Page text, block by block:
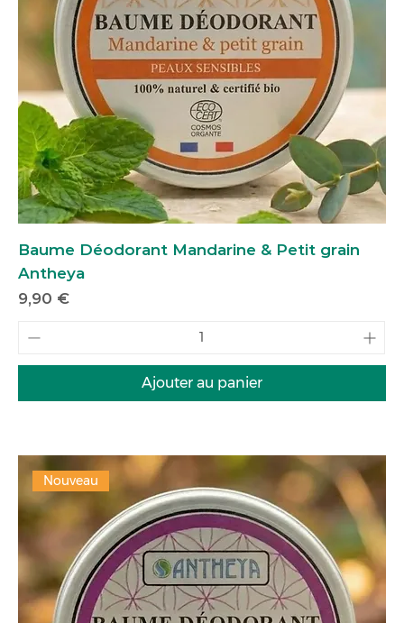
Baume Déodorant Mandarine & Petit grain
Antheya
Prix
9,90 €
Ajouter au panier
Nouveau